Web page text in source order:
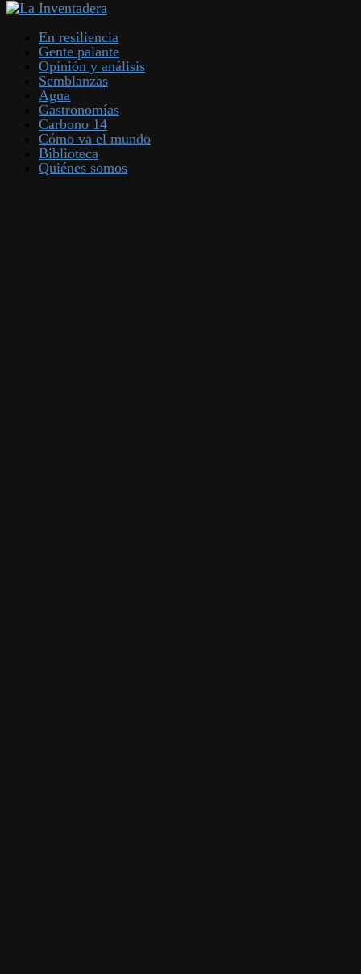
En resiliencia
Gente palante
Opinión y análisis
Semblanzas
Agua
Gastronomías
Carbono 14
Cómo va el mundo
Biblioteca
Quiénes somos